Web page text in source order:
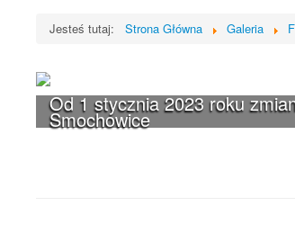
Od 1 stycznia 2023 roku
Smochowice
Jesteś tutaj: Strona Główna Galeria